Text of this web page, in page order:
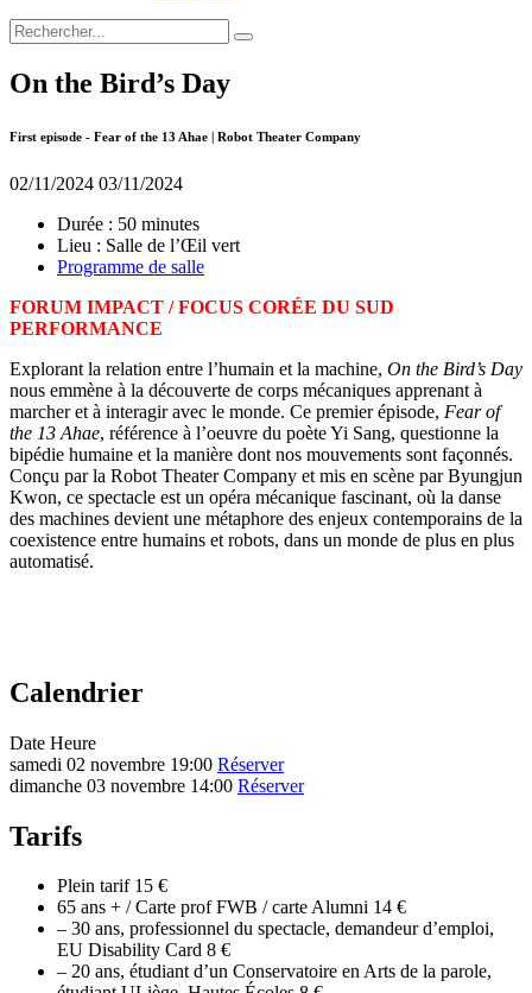
On the Bird’s Day
First episode - Fear of the 13 Ahae | Robot Theater Company
02/11/2024 03/11/2024
Durée : 50 minutes
Lieu : Salle de l’Œil vert
Programme de salle
FORUM IMPACT / FOCUS CORÉE DU SUD
PERFORMANCE
Explorant la relation entre l’humain et la machine, On the Bird’s Day
nous emmène à la découverte de corps mécaniques apprenant à
marcher et à interagir avec le monde. Ce premier épisode, Fear of
the 13 Ahae, référence à l’oeuvre du poète Yi Sang, questionne la
bipédie humaine et la manière dont nos mouvements sont façonnés.
Conçu par la Robot Theater Company et mis en scène par Byungjun
Kwon, ce spectacle est un opéra mécanique fascinant, où la danse
des machines devient une métaphore des enjeux contemporains de la
coexistence entre humains et robots, dans un monde de plus en plus
automatisé.
Calendrier
Date Heure
samedi 02 novembre 19:00 Réserver
dimanche 03 novembre 14:00 Réserver
Tarifs
Plein tarif 15 €
65 ans + / Carte prof FWB / carte Alumni 14 €
– 30 ans, professionnel du spectacle, demandeur d’emploi,
EU Disability Card 8 €
– 20 ans, étudiant d’un Conservatoire en Arts de la parole,